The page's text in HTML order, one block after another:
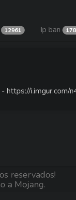
12961 Ip ban
https://i.imgur.com/
reservados!
a Mojang.